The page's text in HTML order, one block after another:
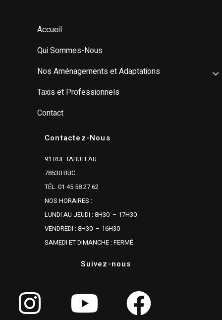
Accueil
Qui Sommes-Nous
Nos Aménagements et Adaptations
Taxis et Professionnels
Contact
Contactez-Nous
91 RUE TABUTEAU
78530 BUC
TÉL. 01 45 58 27 62
NOS HORAIRES :
LUNDI AU JEUDI : 8H30 – 17H30
VENDREDI : 8H30 – 16H30
SAMEDI ET DIMANCHE : FERMÉ
Suivez-nous